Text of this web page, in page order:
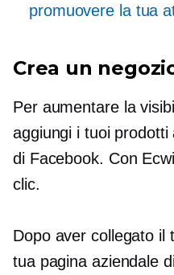
promuovere la tua
Crea un
Per aumentare la
aggiungi i tuoi
di Facebook. Con
clic.
Dopo aver collegato il
tua pagina aziendale